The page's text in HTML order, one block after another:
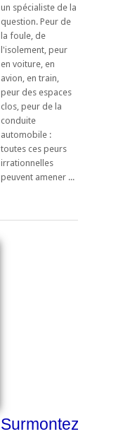
un spécialiste de la
question. Peur de
la foule, de
l'isolement, peur
en voiture, en
avion, en train,
peur des espaces
clos, peur de la
conduite
automobile :
toutes ces peurs
irrationnelles
peuvent amener ...
Surmontez